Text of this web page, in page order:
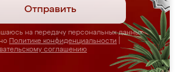
Отправить
на передачу персональных данных
Политике конфиденциальности
соглашению